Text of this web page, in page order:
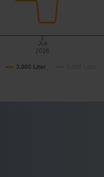
3.000 Liter
Juli
2026